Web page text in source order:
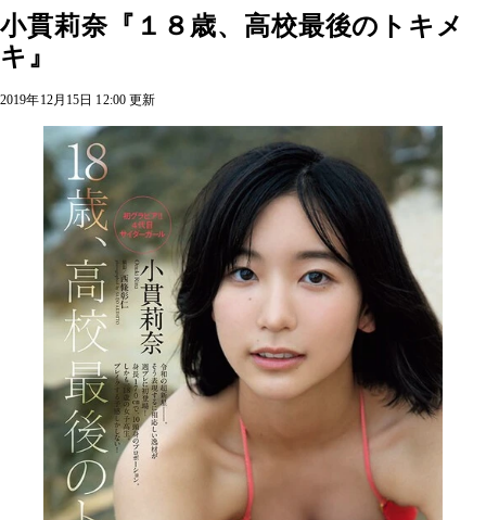
小貫莉奈『１８歳、高校最後のトキメ
キ』
2019年12月15日 12:00 更新